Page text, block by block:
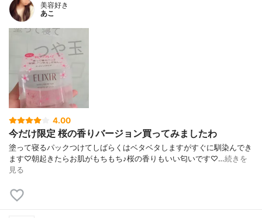
美容好き
あこ
4.00
今だけ限定 桜の香りバージョン買ってみましたわ
塗って寝るパックつけてしばらくはベタベタしますがすぐに馴染んでき
ます♡朝起きたらお肌がもちもち♪桜の香りもいい匂いです♡…続きを
見る